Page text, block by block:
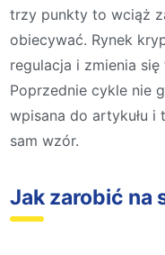
trzy punkty to wciąż
obiecywać. Rynek
regulacja i zmienia
Poprzednie cykle nie
wpisana do artykułu i
sam wzór.
Jak zarobić na